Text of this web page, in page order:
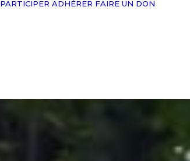
PARTICIPER ADHÉRER FAIRE UN DON